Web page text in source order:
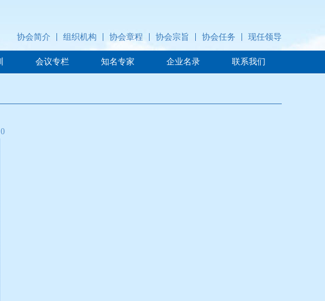
协会简介 组织机构 协会章程 协会宗旨 协会任务 现任领导
会议专栏 知名专家 企业名录 联系我们
0